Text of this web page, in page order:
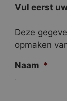
Vul eerst
Deze
opmaken
Naam *